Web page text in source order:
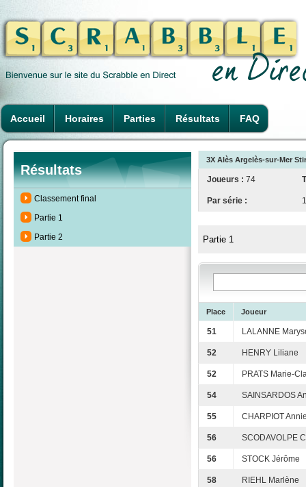
Accueil Horaires Parties Résultats FAQ
Résultats
Classement final
Partie 1
Partie 2
3X Alès Argelès-sur-Mer
Joueurs : 74
Par série :
Partie 1
Place Joueur
51 LALANNE
52 HENRY Liliane
52 PRATS Marie-
54 SAINSARDOS
55 CHARPIOT
56 SCODAVOLPE
56 STOCK Jérôme
58 RIEHL Marlène